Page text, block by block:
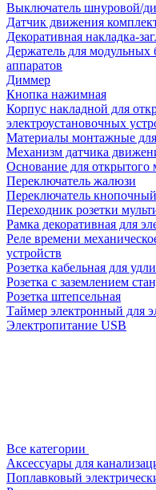
Выключатель шнуровой/
Датчик движения
Декоративная накладка-
Держатель для
аппаратов
Диммер
Кнопка нажимная
Корпус накладной для
электроустановочных
Материалы монтажные
Механизм датчика
Основание для открытого
Переключатель жалюзи
Переключатель
Переходник розетки
Рамка декоративная для
Реле времени
устройств
Розетка кабельная для
Розетка с заземлением
Розетка штепсельная
Таймер электронный для
Электропитание USB
Все категории
Аксессуары для
Поплавковый